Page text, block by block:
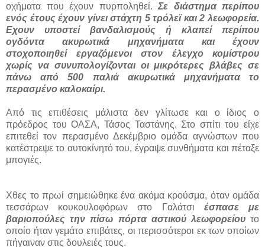
οχήματα που έχουν πυρποληθεί. Σε διάστημα περίπου
ενός έτους έχουν γίνει στάχτη 5 τρόλεϊ και 2 λεωφορεία.
Εχουν υποστεί βανδαλισμούς ή κλαπεί περίπου
ογδόντα ακυρωτικά μηχανήματα και έχουν
στοχοποιηθεί εργαζόμενοι στον έλεγχο κομίστρου
χωρίς να συνυπολογίζονται οι μικρότερες βλάβες σε
πάνω από 500 παλιά ακυρωτικά μηχανήματα το
περασμένο καλοκαίρι.
Από τις επιθέσεις μάλιστα δεν γλίτωσε και ο ίδιος ο
πρόεδρος του ΟΑΣΑ, Τάσος Ταστάνης. Στο σπίτι του είχε
επιτεθεί τον περασμένο Δεκέμβριο ομάδα αγνώστων που
κατέστρεψε το αυτοκίνητό του, έγραψε συνθήματα και πέταξε
μπογιές.
Χθες το πρωί σημειώθηκε ένα ακόμα κρούσμα, όταν ομάδα
τεσσάρων κουκουλοφόρων στο Γαλάτσι έσπασε με
βαριοπούλες την πίσω πόρτα αστικού λεωφορείουτο
οποίο ήταν γεμάτο επιβάτες, οι περισσότεροι εκ των οποίων
πήγαιναν στις δουλειές τους.